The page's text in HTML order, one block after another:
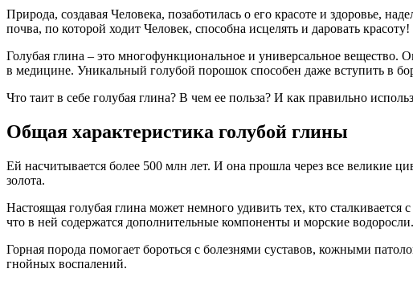
Природа, создавая Человека, позаботилась о его красоте и здоровье,
почва, по которой ходит Человек, способна исцелять и даровать красоту!
Голубая глина – это многофункциональное и универсальное вещество.
в медицине. Уникальный голубой порошок способен даже вступить в
Что таит в себе голубая глина? В чем ее польза? И как правильно
Общая характеристика голубой глины
Ей насчитывается более 500 млн лет. И она прошла через все великие
золота.
Настоящая голубая глина может немного удивить тех, кто
что в ней содержатся дополнительные компоненты и морские водоросли.
Горная порода помогает бороться с болезнями суставов, кожными
гнойных воспалений.